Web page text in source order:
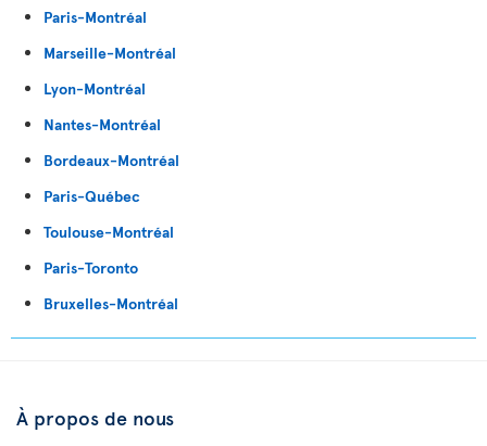
Paris-Montréal
Marseille-Montréal
Lyon-Montréal
Nantes-Montréal
Bordeaux-Montréal
Paris-Québec
Toulouse-Montréal
Paris-Toronto
Bruxelles-Montréal
À propos de nous